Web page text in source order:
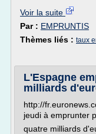
Voir la suite
Par : EMPRUNTIS
Thèmes liés : taux
L'Espagne
milliards
http://
jeudi à emprunter
quatre milliards